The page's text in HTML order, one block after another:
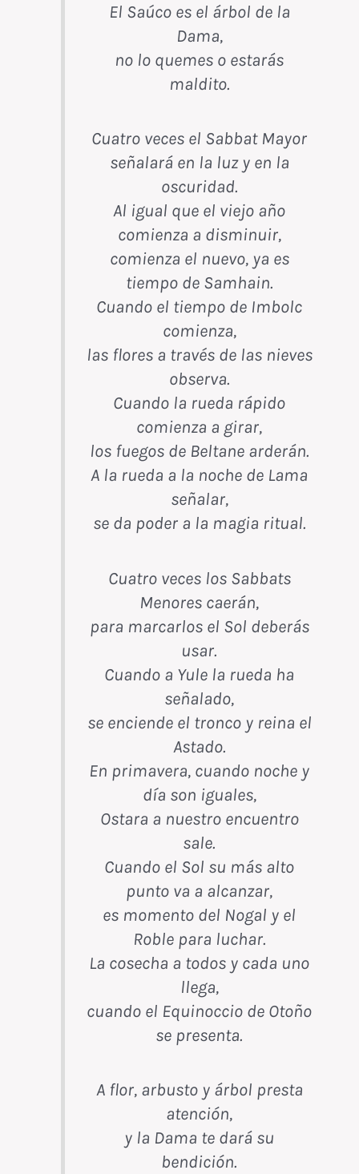
El Saúco es el árbol de la
Dama,
no lo quemes o estarás
maldito.
Cuatro veces el Sabbat Mayor
señalará en la luz y en la
oscuridad.
Al igual que el viejo año
comienza a disminuir,
comienza el nuevo, ya es
tiempo de Samhain.
Cuando el tiempo de Imbolc
comienza,
las flores a través de las nieves
observa.
Cuando la rueda rápido
comienza a girar,
los fuegos de Beltane arderán.
A la rueda a la noche de Lama
señalar,
se da poder a la magia ritual.
Cuatro veces los Sabbats
Menores caerán,
para marcarlos el Sol deberás
usar.
Cuando a Yule la rueda ha
señalado,
se enciende el tronco y reina el
Astado.
En primavera, cuando noche y
día son iguales,
Ostara a nuestro encuentro
sale.
Cuando el Sol su más alto
punto va a alcanzar,
es momento del Nogal y el
Roble para luchar.
La cosecha a todos y cada uno
llega,
cuando el Equinoccio de Otoño
se presenta.
A flor, arbusto y árbol presta
atención,
y la Dama te dará su
bendición.